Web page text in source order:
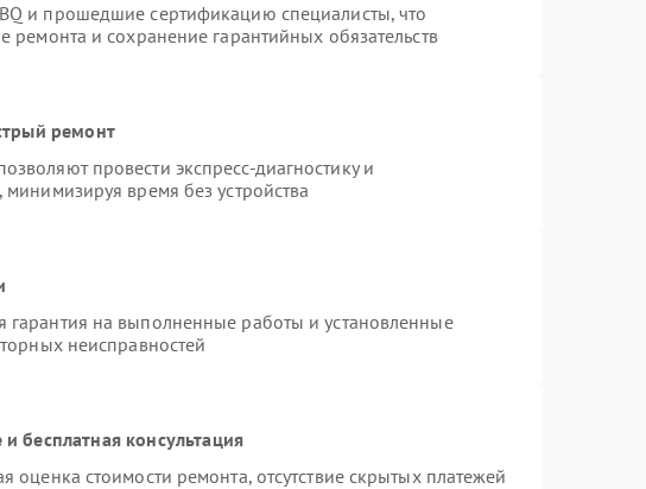
и прошедшие сертификацию специалисты, что
ремонта и сохранение гарантийных обязательств
ремонт
провести экспресс-диагностику и
время без устройства
гарантия на выполненные работы и установленные
неисправностей
бесплатная консультация
оценка стоимости ремонта, отсутствие скрытых платежей